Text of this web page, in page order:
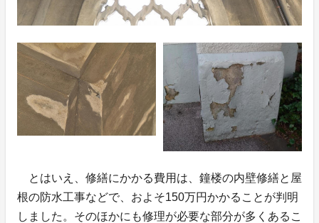
とはいえ、修繕にかかる費用は、鐘楼の内壁修繕と屋
根の防水工事などで、およそ150万円かかることが判明
しました。そのほかにも修理が必要な部分が多くあるこ